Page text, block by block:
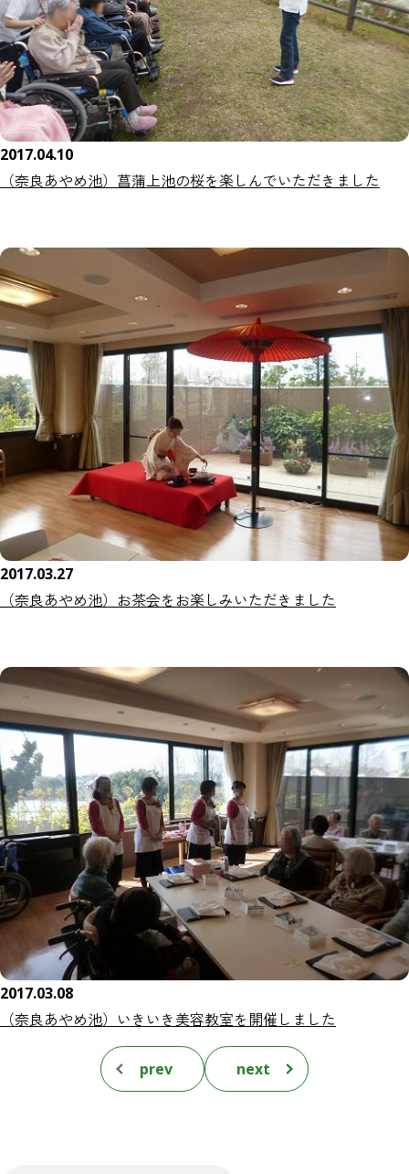
2017.04.10
（奈良あやめ池）菖蒲上池の桜を楽しんでいただきました
2017.03.27
（奈良あやめ池）お茶会をお楽しみいただきました
2017.03.08
（奈良あやめ池）いきいき美容教室を開催しました
prev next